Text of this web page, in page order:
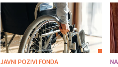
JAVNI POZIVI FONDA